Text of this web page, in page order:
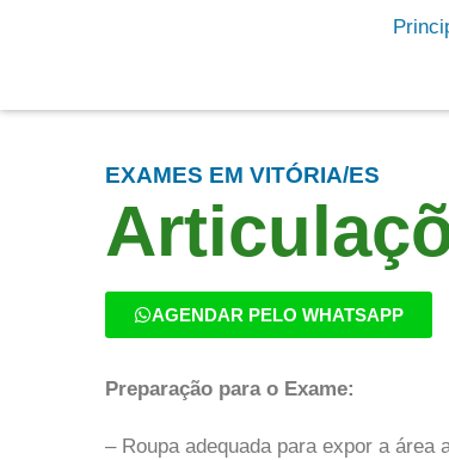
EXAMES EM VITÓRIA/ES
AGENDAR PELO WHATSAPP
Preparação para o Exame:
– Roupa adequada para expor a área